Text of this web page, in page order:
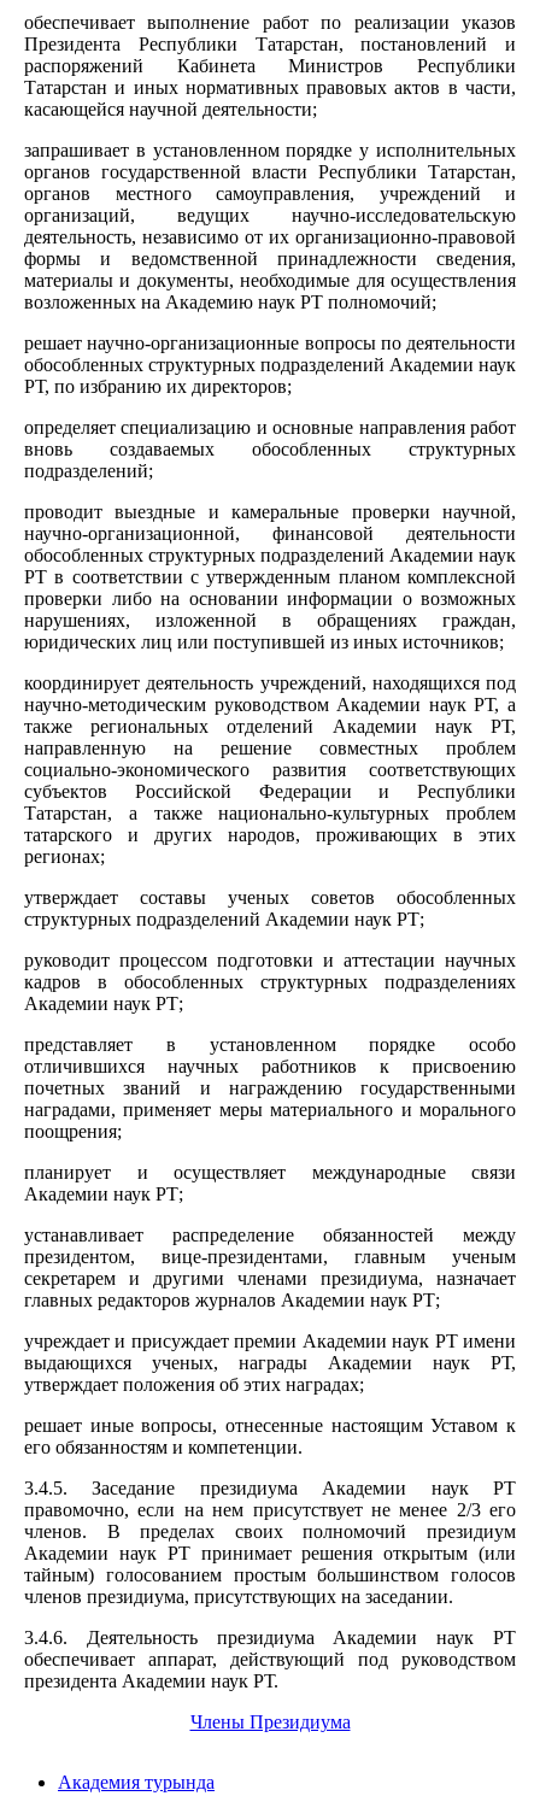
обеспечивает выполнение работ по реализации указов
Президента Республики Татарстан, постановлений и
распоряжений Кабинета Министров Республики
Татарстан и иных нормативных правовых актов в части,
касающейся научной деятельности;
запрашивает в установленном порядке у исполнительных
органов государственной власти Республики Татарстан,
органов местного самоуправления, учреждений и
организаций, ведущих научно-исследовательскую
деятельность, независимо от их организационно-правовой
формы и ведомственной принадлежности сведения,
материалы и документы, необходимые для осуществления
возложенных на Академию наук РТ полномочий;
решает научно-организационные вопросы по деятельности
обособленных структурных подразделений Академии наук
РТ, по избранию их директоров;
определяет специализацию и основные направления работ
вновь создаваемых обособленных структурных
подразделений;
проводит выездные и камеральные проверки научной,
научно-организационной, финансовой деятельности
обособленных структурных подразделений Академии наук
РТ в соответствии с утвержденным планом комплексной
проверки либо на основании информации о возможных
нарушениях, изложенной в обращениях граждан,
юридических лиц или поступившей из иных источников;
координирует деятельность учреждений, находящихся под
научно-методическим руководством Академии наук РТ, а
также региональных отделений Академии наук РТ,
направленную на решение совместных проблем
социально-экономического развития соответствующих
субъектов Российской Федерации и Республики
Татарстан, а также национально-культурных проблем
татарского и других народов, проживающих в этих
регионах;
утверждает составы ученых советов обособленных
структурных подразделений Академии наук РТ;
руководит процессом подготовки и аттестации научных
кадров в обособленных структурных подразделениях
Академии наук РТ;
представляет в установленном порядке особо
отличившихся научных работников к присвоению
почетных званий и награждению государственными
наградами, применяет меры материального и морального
поощрения;
планирует и осуществляет международные связи
Академии наук РТ;
устанавливает распределение обязанностей между
президентом, вице-президентами, главным ученым
секретарем и другими членами президиума, назначает
главных редакторов журналов Академии наук РТ;
учреждает и присуждает премии Академии наук РТ имени
выдающихся ученых, награды Академии наук РТ,
утверждает положения об этих наградах;
решает иные вопросы, отнесенные настоящим Уставом к
его обязанностям и компетенции.
3.4.5. Заседание президиума Академии наук РТ
правомочно, если на нем присутствует не менее 2/3 его
членов. В пределах своих полномочий президиум
Академии наук РТ принимает решения открытым (или
тайным) голосованием простым большинством голосов
членов президиума, присутствующих на заседании.
3.4.6. Деятельность президиума Академии наук РТ
обеспечивает аппарат, действующий под руководством
президента Академии наук РТ.
Члены Президиума
Академия турында